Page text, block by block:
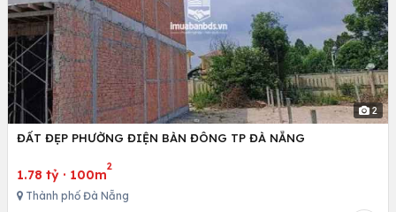
2
ĐẤT ĐẸP PHƯỜNG ĐIỆN BÀN ĐÔNG TP ĐÀ NẴNG
1.78 tỷ · 100m
2
Thành phố Đà Nẵng